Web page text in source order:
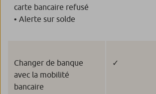
carte bancaire refusé
• Alerte sur solde
Changer de banque
avec la mobilité
bancaire
✓